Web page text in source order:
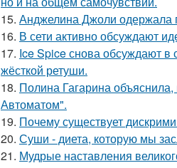
15. Анджелина Джоли одержала
16. В сети активно обсуждают
17. Ice Spice снова обсуждают в
жёсткой ретуши.
18. Полина Гагарина
Автоматом".
19. Почему существует
20. Суши - диета, которую мы
21. Мудрые наставления